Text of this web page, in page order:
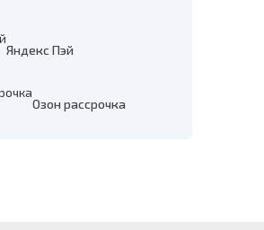
Яндекс Пэй
Озон рассрочка